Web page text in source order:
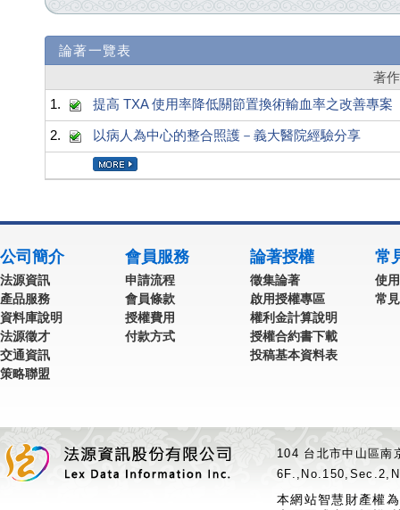
論著一覽表
著
1.
提高 TXA 使用率降低關節置換術輸血率之改善專案
2. 以病人為中心的整合照護－義大醫院經驗分享
公司簡介
法源資訊
產品服務
資料庫說明
法源徵才
交通資訊
策略聯盟
會員服務
申請流程
會員條款
授權費用
付款方式
論著授權
徵集論著
啟用授權專區
權利金計算說明
授權合約書下載
投稿基本資料表
常
使
常
104 台北市中山區
本網站智慧財產權